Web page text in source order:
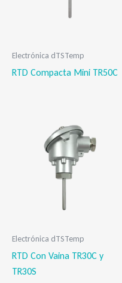
Electrónica dTSTemp
RTD Compacta Mini TR50C
Electrónica dTSTemp
RTD Con Vaina TR30C y
TR30S